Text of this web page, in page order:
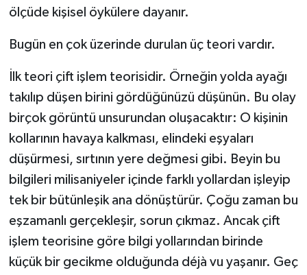
ölçüde kişisel öykülere dayanır.
Bugün en çok üzerinde durulan üç teori vardır.
İlk teori çift işlem teorisidir. Örneğin yolda ayağı
takılıp düşen birini gördüğünüzü düşünün. Bu olay
birçok görüntü unsurundan oluşacaktır: O kişinin
kollarının havaya kalkması, elindeki eşyaları
düşürmesi, sırtının yere değmesi gibi. Beyin bu
bilgileri milisaniyeler içinde farklı yollardan işleyip
tek bir bütünleşik ana dönüştürür. Çoğu zaman bu
eşzamanlı gerçekleşir, sorun çıkmaz. Ancak çift
işlem teorisine göre bilgi yollarından birinde
küçük bir gecikme olduğunda déjà vu yaşanır. Geç